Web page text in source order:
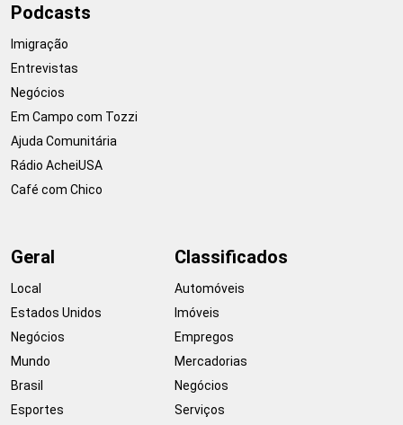
Podcasts
Imigração
Entrevistas
Negócios
Em Campo com Tozzi
Ajuda Comunitária
Rádio AcheiUSA
Café com Chico
Geral
Local
Estados Unidos
Negócios
Mundo
Brasil
Esportes
Classificados
Automóveis
Imóveis
Empregos
Mercadorias
Negócios
Serviços